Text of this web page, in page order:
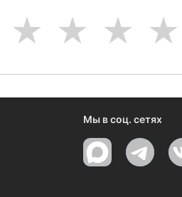
5
4
3
2
Мы в соц. сетях